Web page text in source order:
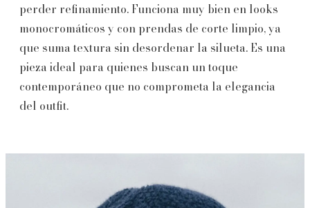
perder refinamiento. Funciona muy bien en looks
monocromáticos y con prendas de corte limpio, ya
que suma textura sin desordenar la silueta. Es una
pieza ideal para quienes buscan un toque
contemporáneo que no comprometa la elegancia
del outfit.